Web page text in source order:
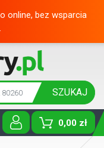
online, bez wsparcia
SZUKAJ
0,00 zł
Toggle